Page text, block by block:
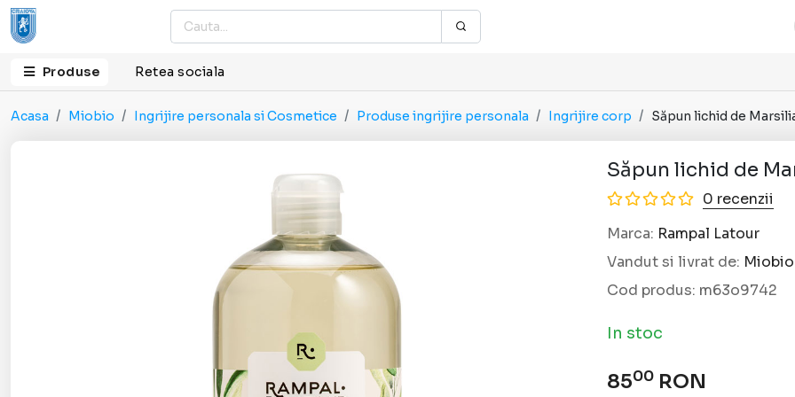
Produse Retea sociala
Acasa Miobio Ingrijire personala si Cosmetice Produse ingrijire personala Ingrijire corp Săpun lichid de
Săpun lichid de
0 recenzii
Marca: Rampal Latour
Vandut si livrat de: Miobio
Cod produs: m63o9742
In stoc
8500 RON